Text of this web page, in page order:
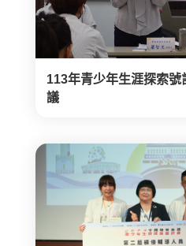
113年青少年生涯探索
議